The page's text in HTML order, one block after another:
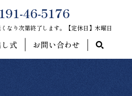
46-5176
なり次第終了します。【定休日】木曜日
式 お問い合わせ